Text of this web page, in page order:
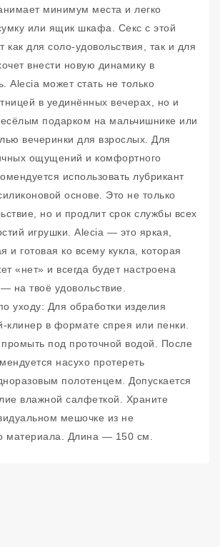
минимум места и легко
или ящик шкафа. Секс с этой
как для соло-удовольствия, так и для
внести новую динамику в
Alecia может стать не только
в уединённых вечерах, но и
подарком на мальчишнике или
вечеринки для взрослых. Для
ощущений и комфортного
использовать лубрикант
основе. Это не только
но и продлит срок службы всех
игрушки. Alecia — это яркая,
и готовая ко всему кукла, которая
«нет» и всегда будет настроена
на твоё удовольствие.
уходу: Для обработки изделия
клинер в формате спрея или пенки.
под проточной водой. После
насухо протереть
полотенцем. Допускается
влажной салфеткой. Храните
мешочке из не
материала. Длина — 150 см.